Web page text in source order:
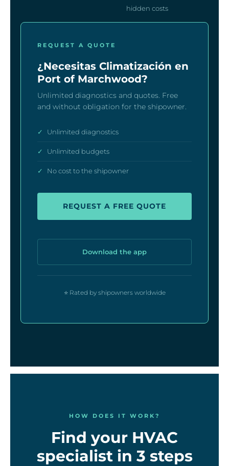
hidden costs
REQUEST A QUOTE
¿Necesitas Climatización en
Port of Marchwood?
Unlimited diagnostics and quotes. Free
and without obligation for the shipowner.
✓ Unlimited diagnostics
✓ Unlimited budgets
✓ No cost to the shipowner
REQUEST A FREE QUOTE
Download the app
⭐ Rated by shipowners worldwide
HOW DOES IT WORK?
Find your HVAC
specialist in 3 steps